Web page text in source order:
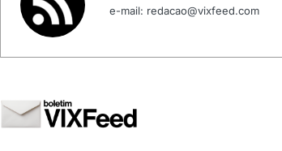
e-mail: redacao@vixfeed.com